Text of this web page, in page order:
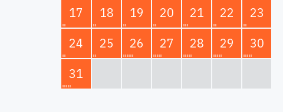
17
18 19 20 21 22
23
24
25 26 27 28 29
30
31